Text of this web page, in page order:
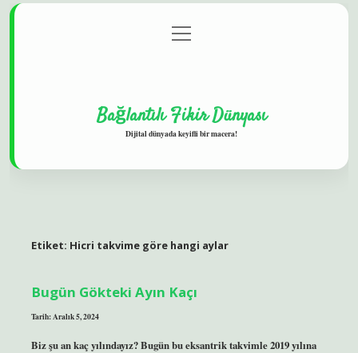
Gizlilik Politikası
menüyü
aç
Bağlantılı Fikir Dünyası
Dijital dünyada keyifli bir macera!
Etiket: Hicri takvime göre hangi aylar
Bugün Gökteki Ayın Kaçı
Tarih: Aralık 5, 2024
Biz şu an kaç yılındayız? Bugün bu eksantrik takvimle 2019 yılına